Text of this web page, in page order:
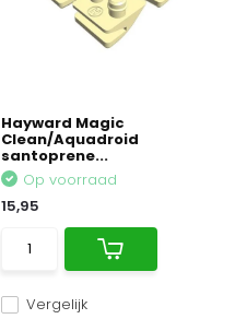
Hayward Magic
Clean/Aquadroid
santoprene...
Vergelijk
Op voorraad
15,95